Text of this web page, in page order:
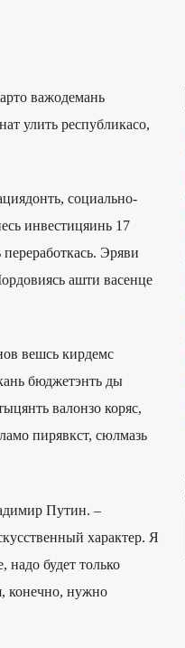
важодемань
улить республикасо,
социально-
инвестицяинь 17
Эряви
ашти васенце
вешсь кирдемс
бюджетэнть ды
валонзо коряс,
пирявкст, сюлмазь
Путин. –
характер. Я
будет только
конечно, нужно